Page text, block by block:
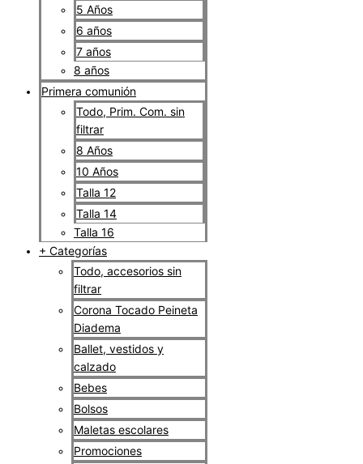
5 Años
6 años
7 años
8 años
Primera comunión
Todo, Prim. Com. sin
filtrar
8 Años
10 Años
Talla 12
Talla 14
Talla 16
+ Categorías
Todo, accesorios sin
filtrar
Corona Tocado Peineta
Diadema
Ballet, vestidos y
calzado
Bebes
Bolsos
Maletas escolares
Promociones